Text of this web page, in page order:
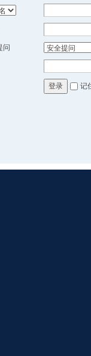
问
登录 记